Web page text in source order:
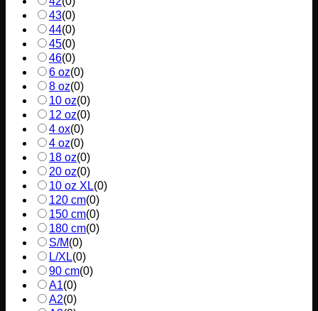
43(0)
44(0)
45(0)
46(0)
6 oz(0)
8 oz(0)
10 oz(0)
12 oz(0)
4 ox(0)
4 oz(0)
18 oz(0)
20 oz(0)
10 oz XL(0)
120 cm(0)
150 cm(0)
180 cm(0)
S/M(0)
L/XL(0)
90 cm(0)
A1(0)
A2(0)